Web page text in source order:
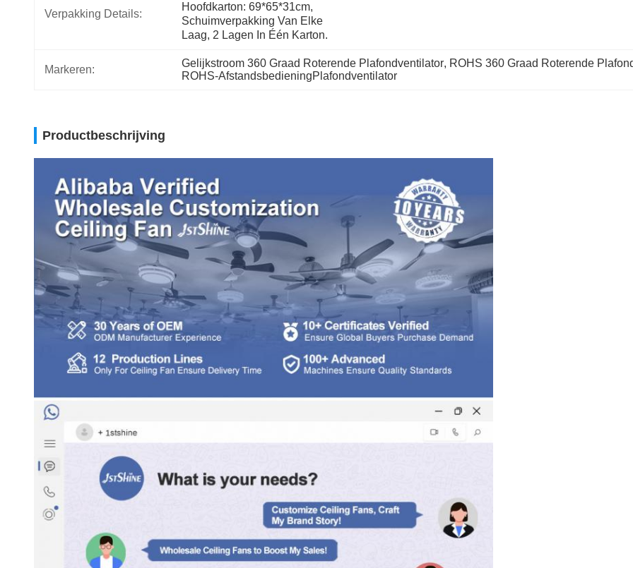
Verpakking Details:
Hoofdkarton: 69*65*31cm,
Schuimverpakking Van Elke
Laag, 2 Lagen In Één Karton.
Markeren:
Gelijkstroom 360 Graad Roterende Plafondventilator, ROHS 360 Graad Roterende
ROHS-AfstandsbedieningPlafondventilator
Productbeschrijving